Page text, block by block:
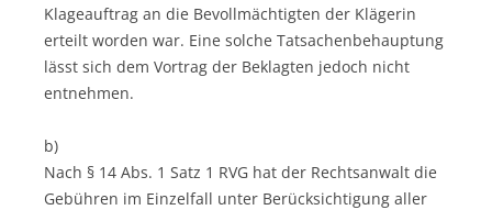
Klageauftrag an die Bevollmächtigten der Klägerin
erteilt worden war. Eine solche Tatsachenbehauptung
lässt sich dem Vortrag der Beklagten jedoch nicht
entnehmen.
b)
Nach § 14 Abs. 1 Satz 1 RVG hat der Rechtsanwalt die
Gebühren im Einzelfall unter Berücksichtigung aller